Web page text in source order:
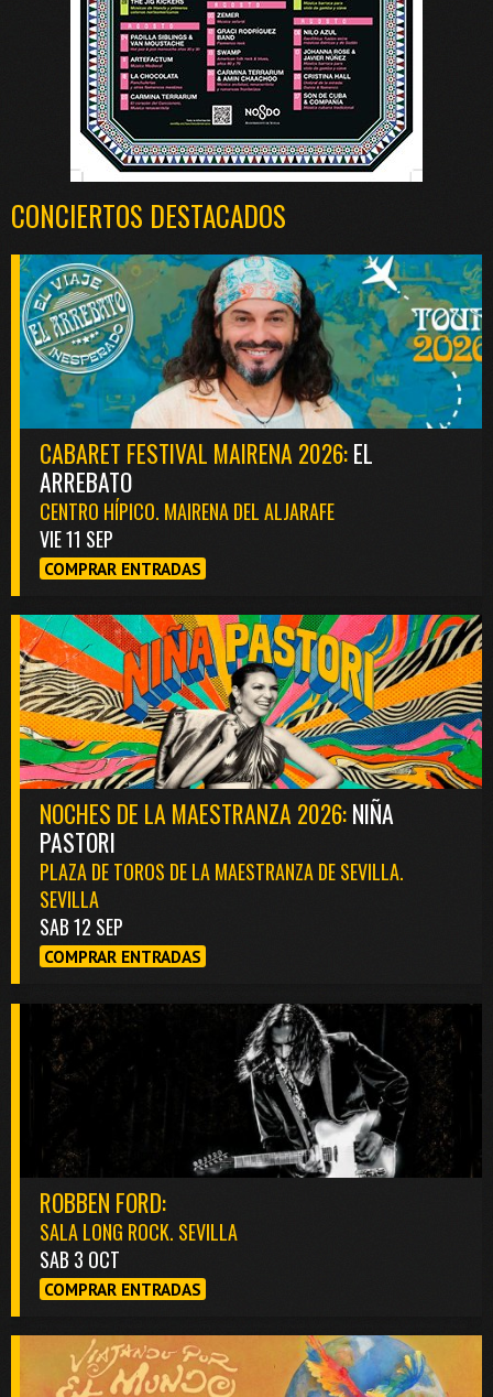
CONCIERTOS DESTACADOS
CABARET FESTIVAL MAIRENA 2026:EL
ARREBATO
CENTRO HÍPICO. MAIRENA DEL ALJARAFE
VIE 11 SEP
COMPRAR ENTRADAS
NOCHES DE LA MAESTRANZA 2026:NIÑA
PASTORI
PLAZA DE TOROS DE LA MAESTRANZA DE SEVILLA.
SEVILLA
SAB 12 SEP
COMPRAR ENTRADAS
ROBBEN FORD:
SALA LONG ROCK. SEVILLA
SAB 3 OCT
COMPRAR ENTRADAS